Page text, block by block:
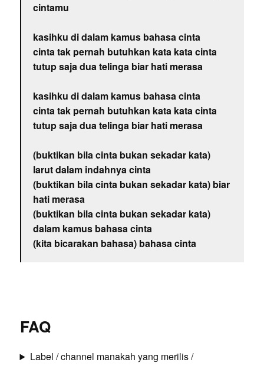
cintamu
kasihku di dalam kamus bahasa cinta
cinta tak pernah butuhkan kata kata cinta
tutup saja dua telinga biar hati merasa
kasihku di dalam kamus bahasa cinta
cinta tak pernah butuhkan kata kata cinta
tutup saja dua telinga biar hati merasa
(buktikan bila cinta bukan sekadar kata)
larut dalam indahnya cinta
(buktikan bila cinta bukan sekadar kata) biar
hati merasa
(buktikan bila cinta bukan sekadar kata)
dalam kamus bahasa cinta
(kita bicarakan bahasa) bahasa cinta
FAQ
Label / channel manakah yang merilis /